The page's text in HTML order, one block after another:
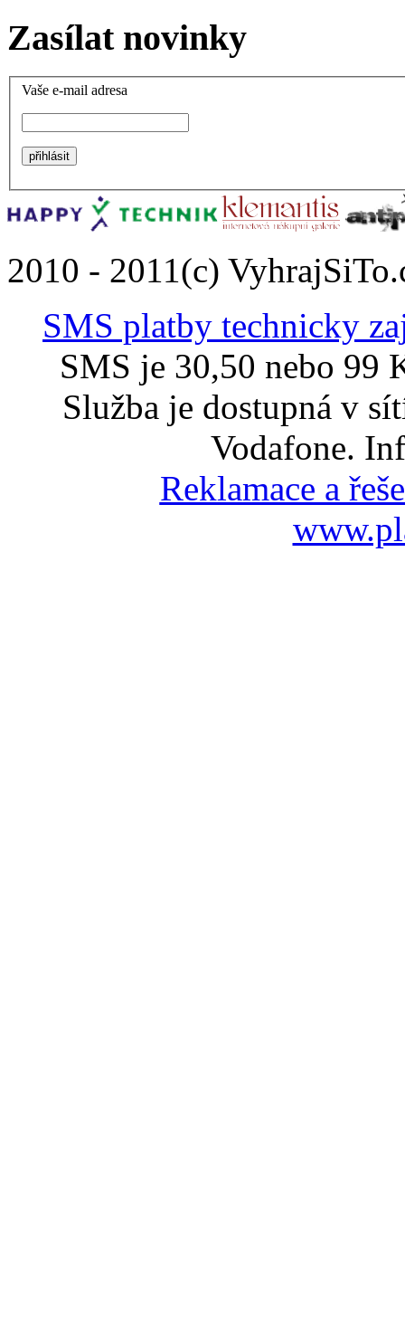
Zasílat novinky
Vaše e-mail adresa
2010 - 2011(c)
SMS platby technicky
SMS je 30,50 nebo 99
Služba je dostupná v
Vodafone.
Reklamace a